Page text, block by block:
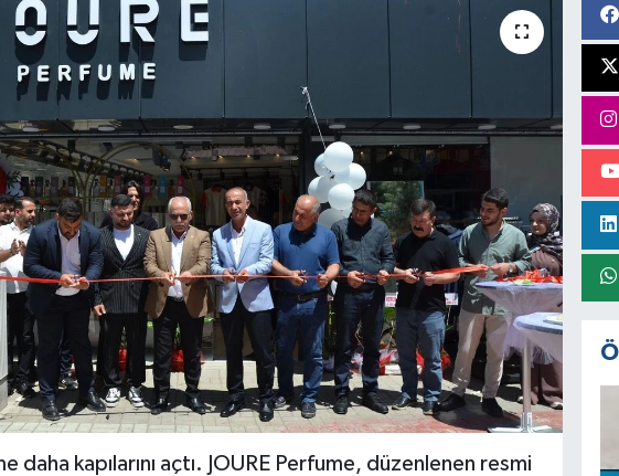
daha kapılarını açtı. JOURE Perfume, düzenlenen resmi